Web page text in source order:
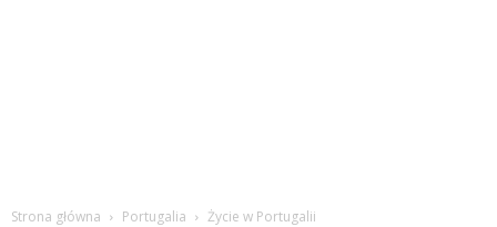
Strona główna Portugalia Życie w Portugalii